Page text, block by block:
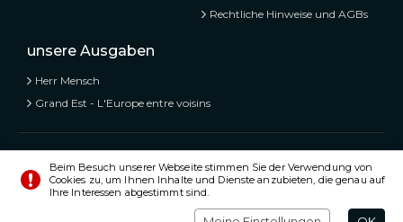
Rechtliche Hinweise und AGBs
unsere Ausgaben
Herr Mensch
Grand Est - L'Europe entre voisins
Voisins - Nachbarn, Kostenlose und geteilte Informationen
© Alle Rechte vorbehalten 2020 - 2026
Beim Besuch unserer Webseite stimmen Sie der Verwendung von
Cookies zu, um Ihnen Inhalte und Dienste anzubieten, die genau auf
Ihre Interessen abgestimmt sind.